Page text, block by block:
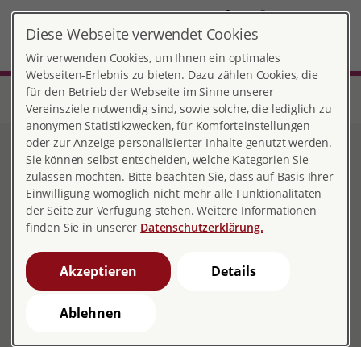
DE
Start Niedersachsen
Beratungsstelle Lüneburg
Feedback und Kritik
Feedback und Kritik
Ihre Meinung ist uns wichtig
Sie haben Anregungen, Fragen, Hinweise oder Kritik zu
einer Beratung oder Veranstaltung?
Dann melden Sie sich gerne bei der
Diese Webseite verwendet Cookies
Wir verwenden Cookies, um Ihnen ein optimales
Webseiten-Erlebnis zu bieten. Dazu zählen Cookies, die
für den Betrieb der Webseite im Sinne unserer
Vereinsziele notwendig sind, sowie solche, die lediglich zu
anonymen Statistikzwecken, für Komforteinstellungen
oder zur Anzeige personalisierter Inhalte genutzt werden.
Sie können selbst entscheiden, welche Kategorien Sie
zulassen möchten. Bitte beachten Sie, dass auf Basis Ihrer
Einwilligung womöglich nicht mehr alle Funktionalitäten
der Seite zur Verfügung stehen. Weitere Informationen
finden Sie in unserer Datenschutzerklärung.
Akzeptieren Details
Ablehnen